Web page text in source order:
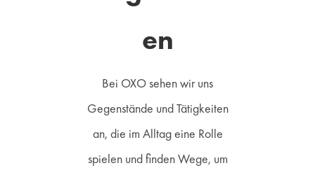
en
Bei OXO sehen wir uns
Gegenstände und Tätigkeiten
an, die im Alltag eine Rolle
spielen und finden Wege, um